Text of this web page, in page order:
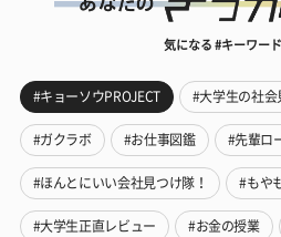
気になる #キーワー
#キョーソウPROJECT #大学生の社会
#ガクラボ #お仕事図鑑 #先輩ロ
#ほんとにいい会社見つけ隊！ #もや
#大学生正直レビュー #お金の授業